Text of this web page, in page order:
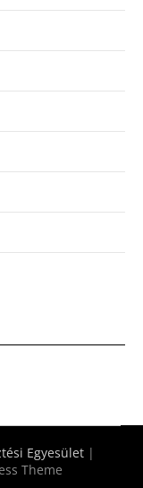
Egyesület |
Theme